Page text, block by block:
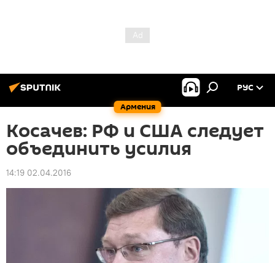
Армения
РУС
Косачев: РФ и США следует
объединить усилия
14:19 02.04.2016